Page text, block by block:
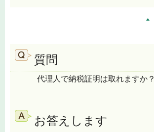
質問
代理人で納税証明は取れますか？
お答えします